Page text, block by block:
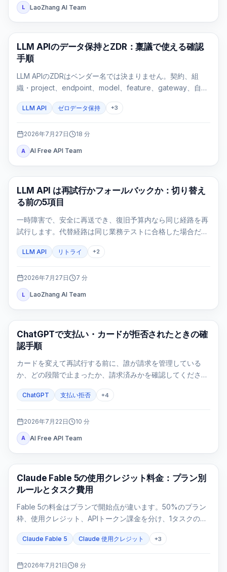
L LaoZhang AI Team
API ガイド
LLM APIのデータ保持とZDR：稟議で使える確認
手順
LLM APIのZDRはベンダー名では決まりません。契約、組
織・project、endpoint、model、feature、gateway、自社
す。
LLM API ゼロデータ保持 +3
2026年7月27日 18 分
A AI Free API Team
API ガイド
LLM API は再試行かフォールバックか：切り替え
る前の5項目
一時障害で、安全に再送でき、復旧予算内なら同じ経路を再
試行します。代替経路は同じ業務テストに合格した場合だけ
LLM API リトライ +2
2026年7月27日 7 分
L LaoZhang AI Team
ChatGPT
ChatGPTで支払い・カードが拒否されたときの確
認手順
カードを変えて再試行する前に、誰が請求を管理している
か、どの段階で止まったか、請求済みかを確認してくださ
で安全に整理します。
ChatGPT 支払い拒否 +4
2026年7月22日 10 分
A AI Free API Team
Claude Code
Claude Fable 5の使用クレジット料金：プラン別
ルールとタスク費用
Fable 5の料金はプランで開始点が違います。50%のプラン
枠、使用クレジット、APIトークン課金を分け、1タスクの費
Claude Fable 5 Claude 使用クレジット +3
2026年7月21日 8 分